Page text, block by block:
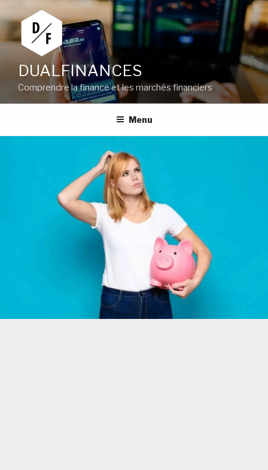
au
contenu
principal
DUALFINANCES
Comprendre la finance et les marchés financiers
Menu